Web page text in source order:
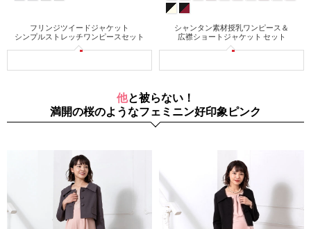
フリンジツイードジャケット
シンプルストレッチワンピースセット
シャンタン素材授乳ワンピース＆
広襟ショートジャケット セット
他と被らない！
満開の桜のようなフェミニン好印象ピンク